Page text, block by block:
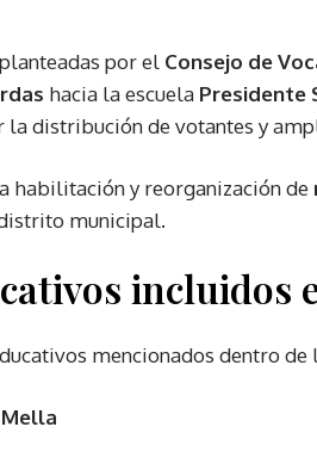
por el Consejo de
hacia la escuela Presidente
distribución de votantes y
habilitación y reorganización de
municipal.
incluidos
mencionados dentro